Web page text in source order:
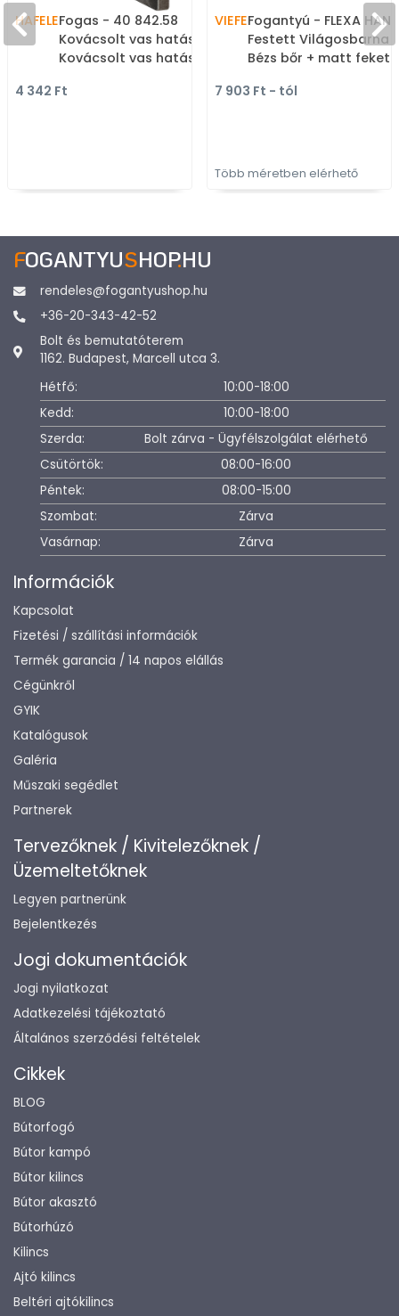
HAFELEFogas - 40 842.58
Kovácsolt vas hatás -
Kovácsolt vas hatás -
fogas
4 342 Ft
VIEFEFogantyú - FLEXA
Festett Világosbarna -
Bézs bőr + matt fekete
ötvözet, Bőr - Bőrrel
7 903 Ft - tól
Több méretben elérhető
FOGANTYUSHOP.HU
rendeles@fogantyushop.hu
+36-20-343-42-52
Bolt és bemutatóterem
1162. Budapest, Marcell utca 3.
Hétfő:
10:00-18:00
Kedd:
10:00-18:00
Szerda:
Bolt zárva - Ügyfélszolgálat elérhető
Csütörtök:
08:00-16:00
Péntek:
08:00-15:00
Szombat:
Zárva
Vasárnap:
Zárva
Információk
Kapcsolat
Fizetési / szállítási információk
Termék garancia / 14 napos elállás
Cégünkről
GYIK
Katalógusok
Galéria
Műszaki segédlet
Partnerek
Tervezőknek / Kivitelezőknek /
Üzemeltetőknek
Legyen partnerünk
Bejelentkezés
Jogi dokumentációk
Jogi nyilatkozat
Adatkezelési tájékoztató
Általános szerződési feltételek
Cikkek
BLOG
Bútorfogó
Bútor kampó
Bútor kilincs
Bútor akasztó
Bútorhúzó
Kilincs
Ajtó kilincs
Beltéri ajtókilincs